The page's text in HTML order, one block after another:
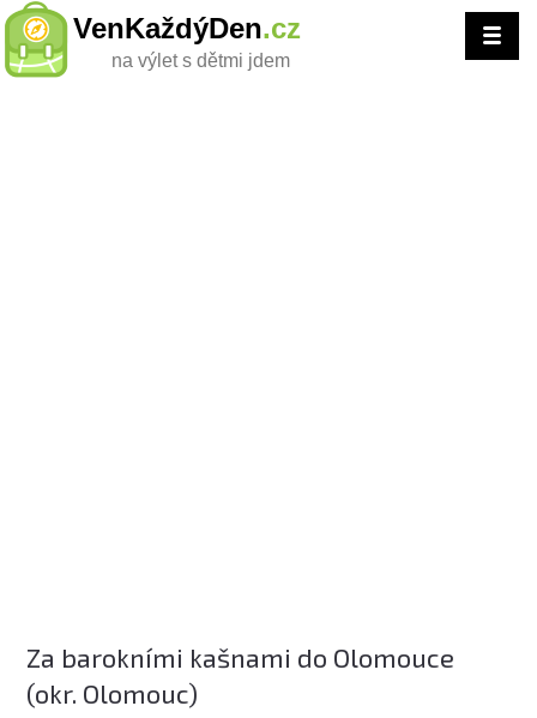
VenKaždýDen.cz
na výlet s dětmi jdem
Za barokními kašnami do Olomouce
(okr. Olomouc)